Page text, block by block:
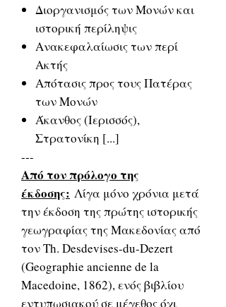
Διοργανισμός των Μονών και
ιστορική περίληψις
Ανακεφαλαίωσις των περί
Ακτής
Απότασις προς τους Πατέρας
των Μονών
Άκανθος (Ιερισσός),
Στρατονίκη [...]
---
Από τον πρόλογο της
έκδοσης: Λίγα μόνο χρόνια μετά
την έκδοση της πρώτης ιστορικής
γεωγραφίας της Μακεδονίας από
τον Th. Desdevises-du-Dezert
(Geographie ancienne de la
Macedoine, 1862), ενός βιβλίου
εντυπωσιακού σε μέγεθος όχι